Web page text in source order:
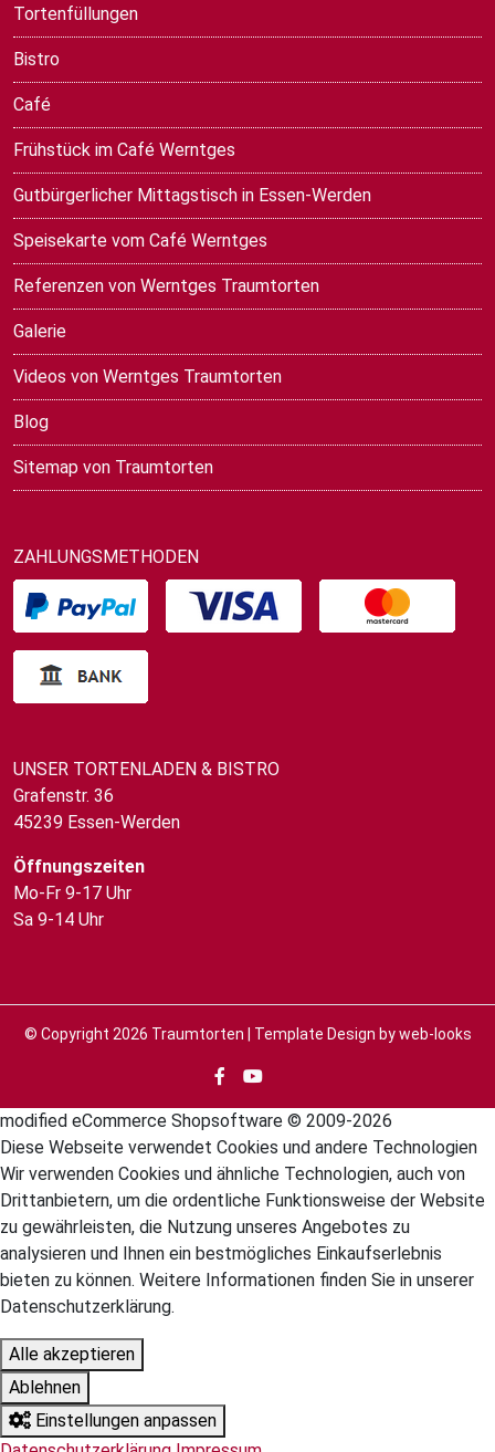
Tortenfüllungen
Bistro
Café
Frühstück im Café Werntges
Gutbürgerlicher Mittagstisch in Essen-Werden
Speisekarte vom Café Werntges
Referenzen von Werntges Traumtorten
Galerie
Videos von Werntges Traumtorten
Blog
Sitemap von Traumtorten
ZAHLUNGSMETHODEN
UNSER TORTENLADEN & BISTRO
Grafenstr. 36
45239 Essen-Werden
Öffnungszeiten
Mo-Fr 9-17 Uhr
Sa 9-14 Uhr
© Copyright 2026 Traumtorten | Template Design byweb-looks
modified eCommerce Shopsoftware © 2009-2026
Diese Webseite verwendet Cookies und andere Technologien
Wir verwenden Cookies und ähnliche Technologien, auch von
Drittanbietern, um die ordentliche Funktionsweise der Website
zu gewährleisten, die Nutzung unseres Angebotes zu
analysieren und Ihnen ein bestmögliches Einkaufserlebnis
bieten zu können. Weitere Informationen finden Sie in unserer
Datenschutzerklärung.
Alle akzeptieren
Ablehnen
Einstellungen anpassen